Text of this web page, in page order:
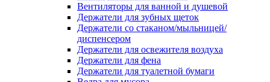
Вентиляторы для ванной и душевой
Держатели для зубных щеток
Держатели со стаканом/мыльницей/
диспенсером
Держатели для освежителя воздуха
Держатели для фена
Держатели для туалетной бумаги